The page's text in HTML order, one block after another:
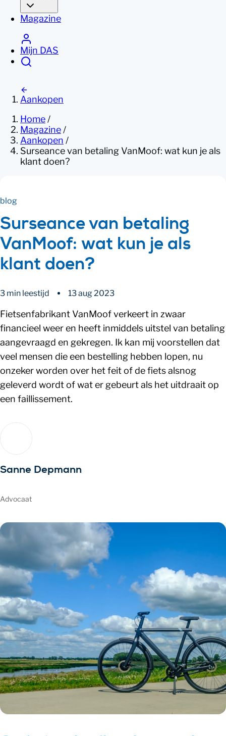
Magazine
Mijn DAS
Aankopen
Home /
Magazine /
Aankopen /
Surseance van betaling VanMoof: wat kun je als
klant doen?
blog
Surseance van betaling
VanMoof: wat kun je als
klant doen?
3 min leestijd 13 aug 2023
Fietsenfabrikant VanMoof verkeert in zwaar
financieel weer en heeft inmiddels uitstel van betaling
aangevraagd en gekregen. Ik kan mij voorstellen dat
veel mensen die een bestelling hebben lopen, nu
onzeker worden over het feit of de fiets alsnog
geleverd wordt of wat er gebeurt als het uitdraait op
een faillissement.
Sanne Depmann
Advocaat